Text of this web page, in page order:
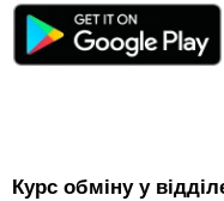
Курс обміну у